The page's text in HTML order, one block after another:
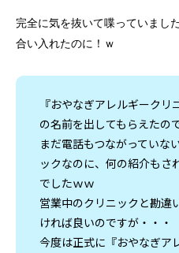
完全に気を抜いて喋っていまし
合い入れたのに！ｗ
『おやなぎアレルギークリ
の名前を出してもらえたの
まだ電話もつながっていな
ックなのに、何の紹介もさ
でしたｗｗ
営業中のクリニックと勘違
ければ良いのですが・・・
今度は正式に『おやなぎア